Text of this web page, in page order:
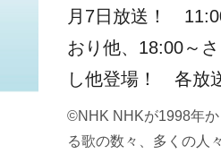
月7日放送！
おり他、18:00～
し他登場！ 各放
©NHK NHKが1998年
る歌の数々、多くの人